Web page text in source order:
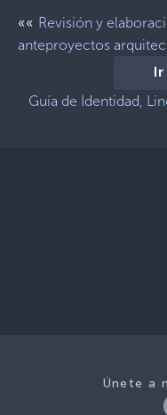
«« Revisión y
anteproyectos
Guía de Identidad,
Únete a